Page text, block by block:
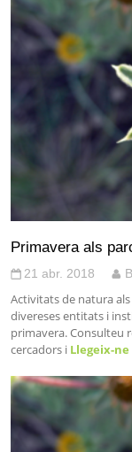
Primavera als
21 abr. 2018
Activitats de natura
divereses entitats i
primavera. Consulteu
cercadors i Llegeix-